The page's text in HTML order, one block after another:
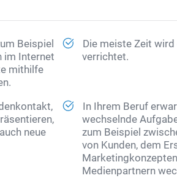
Beispiel
im Internet
mithilfe
Die meiste Zeit
verrichtet.
neue
In Ihrem Beruf
wechselnde
zum Beispiel
von Kunden, dem
Medienpartnern